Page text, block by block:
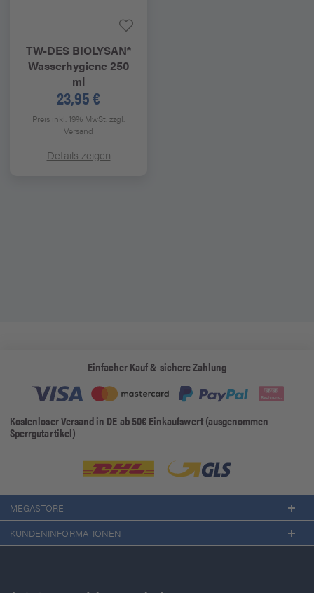
TW-DES BIOLYSAN®
Wasserhygiene 250
ml
23,95 €
Preis inkl. 19% MwSt.zzgl.
Versand
Details zeigen
Einfacher Kauf & sichere Zahlung
Kostenloser Versand in DE ab 50€ Einkaufswert (ausgenommen
Sperrgutartikel)
MEGASTORE
KUNDENINFORMATIONEN